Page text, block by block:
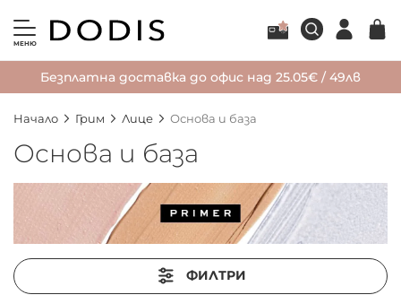
МЕНЮ
Безплатна доставка до офис над 25.05€ / 49лв
Начало Грим Лице Основа и база
Основа и база
ФИЛТРИ